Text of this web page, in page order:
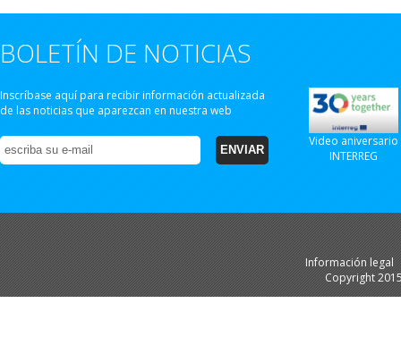
BOLETÍN DE NOTICIAS
Inscríbase aquí para recibir información actualizada
de las noticias que aparezcan en nuestra web
Video aniversario
INTERREG
Información legal
Copyright